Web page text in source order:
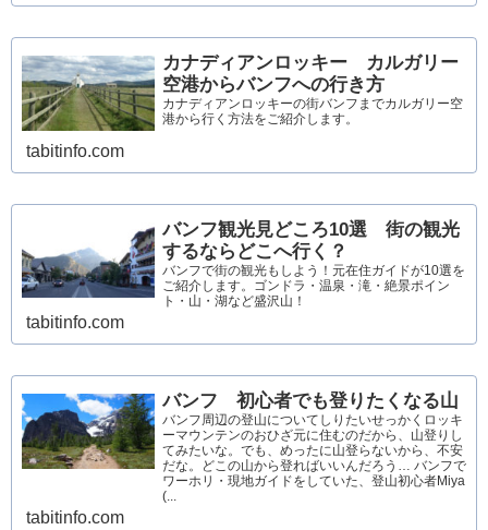
カナディアンロッキー カルガリー
空港からバンフへの行き方
カナディアンロッキーの街バンフまでカルガリー空
港から行く方法をご紹介します。
tabitinfo.com
バンフ観光見どころ10選 街の観光
するならどこへ行く？
バンフで街の観光もしよう！元在住ガイドが10選を
ご紹介します。ゴンドラ・温泉・滝・絶景ポイン
ト・山・湖など盛沢山！
tabitinfo.com
バンフ 初心者でも登りたくなる山
バンフ周辺の登山についてしりたいせっかくロッキ
ーマウンテンのおひざ元に住むのだから、山登りし
てみたいな。でも、めったに山登らないから、不安
だな。どこの山から登ればいいんだろう… バンフで
ワーホリ・現地ガイドをしていた、登山初心者Miya
(...
tabitinfo.com